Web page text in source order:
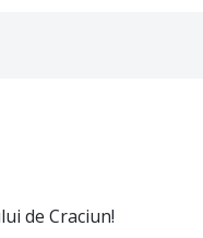
de Craciun!